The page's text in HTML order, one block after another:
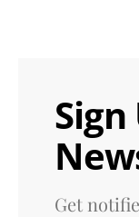
Get